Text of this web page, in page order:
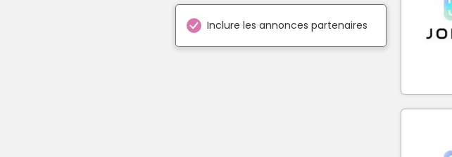
Inclure les annonces partenaires